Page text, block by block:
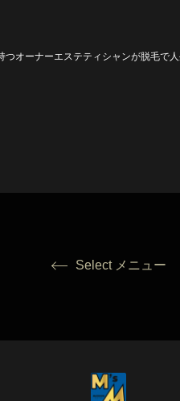
つオーナーエステティシャンが脱毛で
Select メニュー